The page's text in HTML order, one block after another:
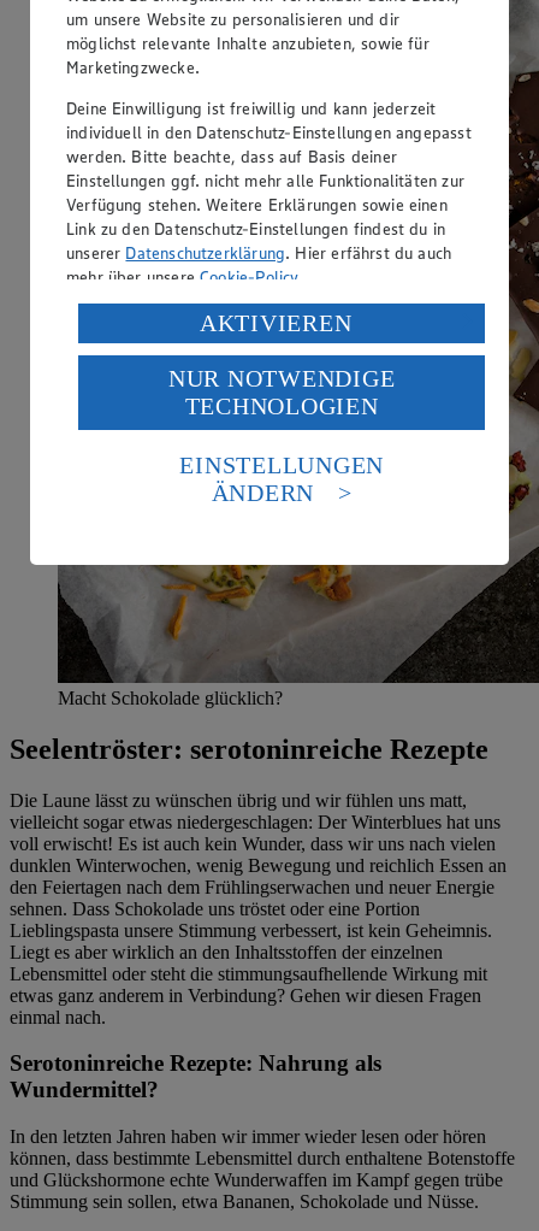
Macht Schokolade glücklich?
Seelentröster: serotoninreiche Rezepte
Die Laune lässt zu wünschen übrig und wir fühlen uns matt,
vielleicht sogar etwas niedergeschlagen: Der Winterblues hat uns
voll erwischt! Es ist auch kein Wunder, dass wir uns nach vielen
dunklen Winterwochen, wenig Bewegung und reichlich Essen an
den Feiertagen nach dem Frühlingserwachen und neuer Energie
sehnen. Dass Schokolade uns tröstet oder eine Portion
Lieblingspasta unsere Stimmung verbessert, ist kein Geheimnis.
Liegt es aber wirklich an den Inhaltsstoffen der einzelnen
Lebensmittel oder steht die stimmungsaufhellende Wirkung mit
etwas ganz anderem in Verbindung? Gehen wir diesen Fragen
einmal nach.
Serotoninreiche Rezepte: Nahrung als
Wundermittel?
In den letzten Jahren haben wir immer wieder lesen oder hören
können, dass bestimmte Lebensmittel durch enthaltene Botenstoffe
und Glückshormone echte Wunderwaffen im Kampf gegen trübe
Stimmung sein sollen, etwa Bananen, Schokolade und Nüsse.
um unsere Website zu personalisieren und dir
möglichst relevante Inhalte anzubieten, sowie für
Marketingzwecke.
Deine Einwilligung ist freiwillig und kann jederzeit
individuell in den Datenschutz-Einstellungen angepasst
werden. Bitte beachte, dass auf Basis deiner
Einstellungen ggf. nicht mehr alle Funktionalitäten zur
Verfügung stehen. Weitere Erklärungen sowie einen
Link zu den Datenschutz-Einstellungen findest du in
unserer Datenschutzerklärung. Hier erfährst du auch
mehr über unsereCookie-Policy.
Verarbeitung deiner personenbezogenen Daten in den
USA durch Facebook und YouTube:
Wenn du auf „Aktivieren“ klickst, willigst du im Sinne
des Art. 49 Abs. 1 Satz 1 lit. a) DSGVO ein, dass deine
Daten in den USA verarbeitet werden. Der EuGH sieht
die USA als Land mit einem nach europäischen
Standards nicht angemessenen Datenschutzniveau an.
Es besteht das Risiko eines Zugriffs durch US-
Informationen zum Herausgeber der Seite findest du
Impressum
AKTIVIEREN
NUR NOTWENDIGE
TECHNOLOGIEN
EINSTELLUNGEN
ÄNDERN